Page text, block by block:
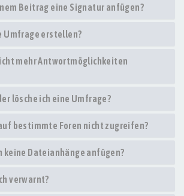
Beitrag eine Signatur anfügen?
Umfrage erstellen?
mehr Antwortmöglichkeiten
lösche ich eine Umfrage?
bestimmte Foren nicht zugreifen?
keine Dateianhänge anfügen?
verwarnt?